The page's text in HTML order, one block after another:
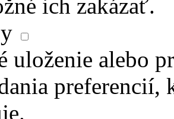
ich zakázať.
uloženie alebo
preferencií,